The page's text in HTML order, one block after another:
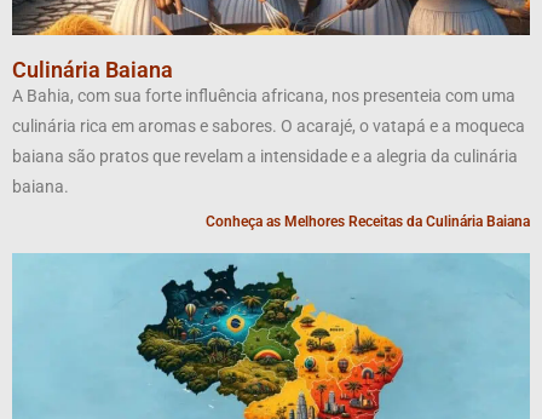
Culinária Baiana
A Bahia, com sua forte influência africana, nos presenteia com uma
culinária rica em aromas e sabores. O acarajé, o vatapá e a moqueca
baiana são pratos que revelam a intensidade e a alegria da culinária
baiana.
Conheça as Melhores Receitas da Culinária Baiana